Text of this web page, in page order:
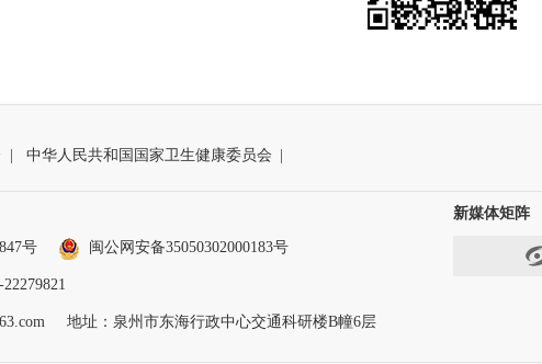
| 中华人民共和国国家卫生健康委员会 |
号 闽公网安备35050302000183号
地址：泉州市东海行政中心交通科研楼B幢6层
新媒体矩阵